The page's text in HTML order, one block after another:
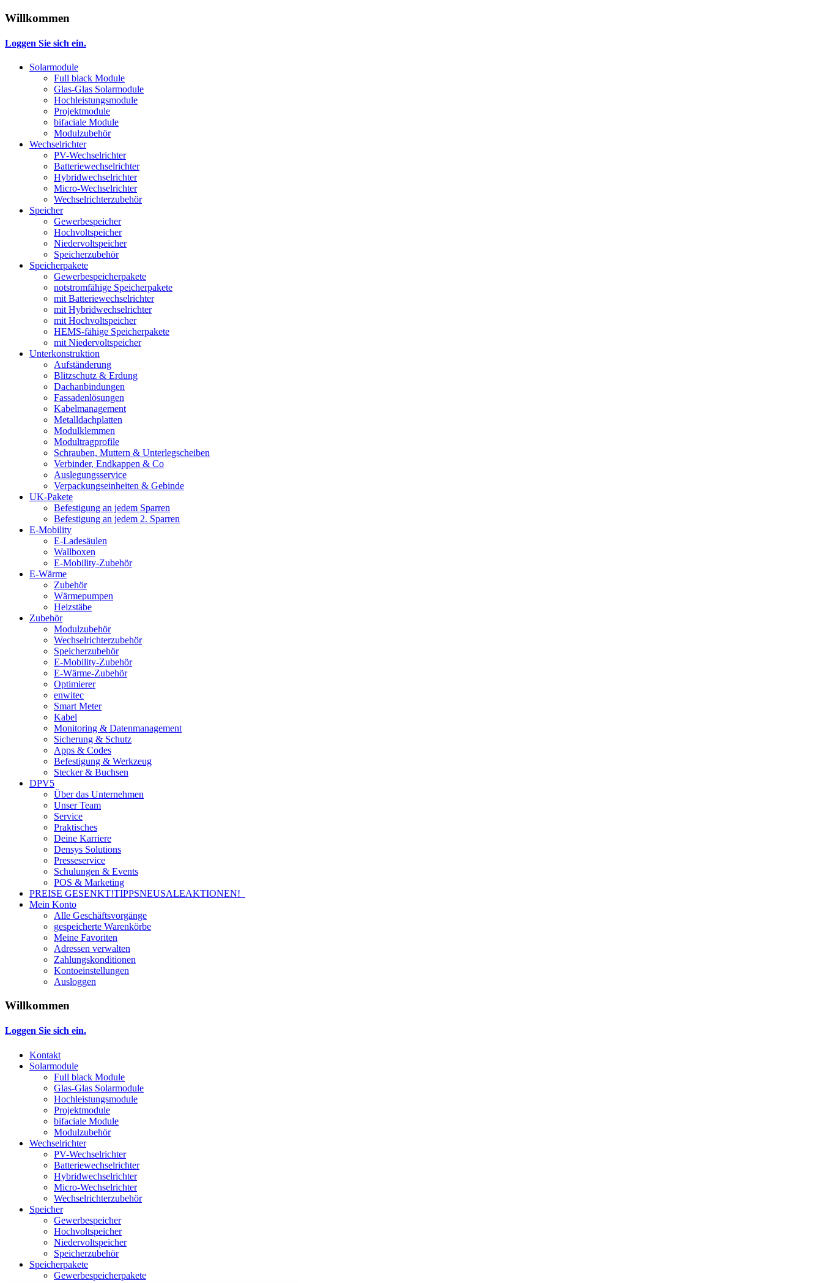
Willkommen
Loggen Sie sich ein.
Solarmodule
Full black Module
Glas-Glas Solarmodule
Hochleistungsmodule
Projektmodule
bifaciale Module
Modulzubehör
Wechselrichter
PV-Wechselrichter
Batteriewechselrichter
Hybridwechselrichter
Micro-Wechselrichter
Wechselrichterzubehör
Speicher
Gewerbespeicher
Hochvoltspeicher
Niedervoltspeicher
Speicherzubehör
Speicherpakete
Gewerbespeicherpakete
notstromfähige Speicherpakete
mit Batteriewechselrichter
mit Hybridwechselrichter
mit Hochvoltspeicher
HEMS-fähige Speicherpakete
mit Niedervoltspeicher
Unterkonstruktion
Aufständerung
Blitzschutz & Erdung
Dachanbindungen
Fassadenlösungen
Kabelmanagement
Metalldachplatten
Modulklemmen
Modultragprofile
Schrauben, Muttern & Unterlegscheiben
Verbinder, Endkappen & Co
Auslegungsservice
Verpackungseinheiten & Gebinde
UK-Pakete
Befestigung an jedem Sparren
Befestigung an jedem 2. Sparren
E-Mobility
E-Ladesäulen
Wallboxen
E-Mobility-Zubehör
E-Wärme
Zubehör
Wärmepumpen
Heizstäbe
Zubehör
Modulzubehör
Wechselrichterzubehör
Speicherzubehör
E-Mobility-Zubehör
E-Wärme-Zubehör
Optimierer
enwitec
Smart Meter
Kabel
Monitoring & Datenmanagement
Sicherung & Schutz
Apps & Codes
Befestigung & Werkzeug
Stecker & Buchsen
DPV5
Über das Unternehmen
Unser Team
Service
Praktisches
Deine Karriere
Densys Solutions
Presseservice
Schulungen & Events
POS & Marketing
PREISE GESENKT!TIPPSNEUSALEAKTIONEN!
Mein Konto
Alle Geschäftsvorgänge
gespeicherte Warenkörbe
Meine Favoriten
Adressen verwalten
Zahlungskonditionen
Kontoeinstellungen
Ausloggen
Willkommen
Loggen Sie sich ein.
Kontakt
Solarmodule
Full black Module
Glas-Glas Solarmodule
Hochleistungsmodule
Projektmodule
bifaciale Module
Modulzubehör
Wechselrichter
PV-Wechselrichter
Batteriewechselrichter
Hybridwechselrichter
Micro-Wechselrichter
Wechselrichterzubehör
Speicher
Gewerbespeicher
Hochvoltspeicher
Niedervoltspeicher
Speicherzubehör
Speicherpakete
Gewerbespeicherpakete